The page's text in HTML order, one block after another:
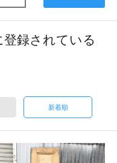
登録されている
新着順